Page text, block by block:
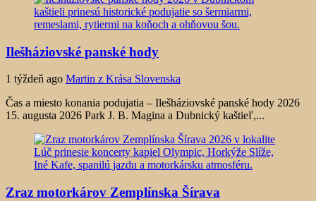
Ilešháziovské panské hody
1 týždeň ago Martin z Krása Slovenska
Čas a miesto konania podujatia – Ilešháziovské panské hody 2026
15. augusta 2026 Park J. B. Magina a Dubnický kaštieľ,...
Zraz motorkárov Zemplínska Šírava